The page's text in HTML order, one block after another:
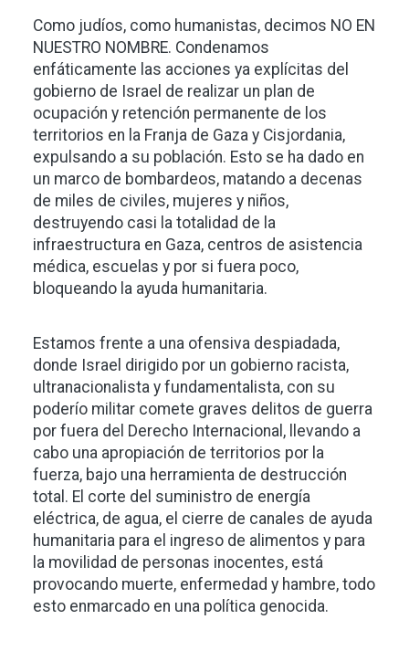
Como judíos, como humanistas, decimos NO EN
NUESTRO NOMBRE. Condenamos
enfáticamente las acciones ya explícitas del
gobierno de Israel de realizar un plan de
ocupación y retención permanente de los
territorios en la Franja de Gaza y Cisjordania,
expulsando a su población. Esto se ha dado en
un marco de bombardeos, matando a decenas
de miles de civiles, mujeres y niños,
destruyendo casi la totalidad de la
infraestructura en Gaza, centros de asistencia
médica, escuelas y por si fuera poco,
bloqueando la ayuda humanitaria.
Estamos frente a una ofensiva despiadada,
donde Israel dirigido por un gobierno racista,
ultranacionalista y fundamentalista, con su
poderío militar comete graves delitos de guerra
por fuera del Derecho Internacional, llevando a
cabo una apropiación de territorios por la
fuerza, bajo una herramienta de destrucción
total. El corte del suministro de energía
eléctrica, de agua, el cierre de canales de ayuda
humanitaria para el ingreso de alimentos y para
la movilidad de personas inocentes, está
provocando muerte, enfermedad y hambre, todo
esto enmarcado en una política genocida.